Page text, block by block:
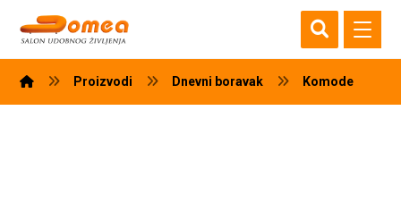
Proizvodi Dnevni boravak Komode